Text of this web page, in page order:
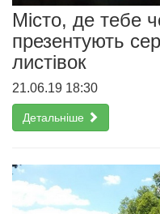
Місто, де тебе
презентують
листівок
21.06.19 18:30
Детальніше